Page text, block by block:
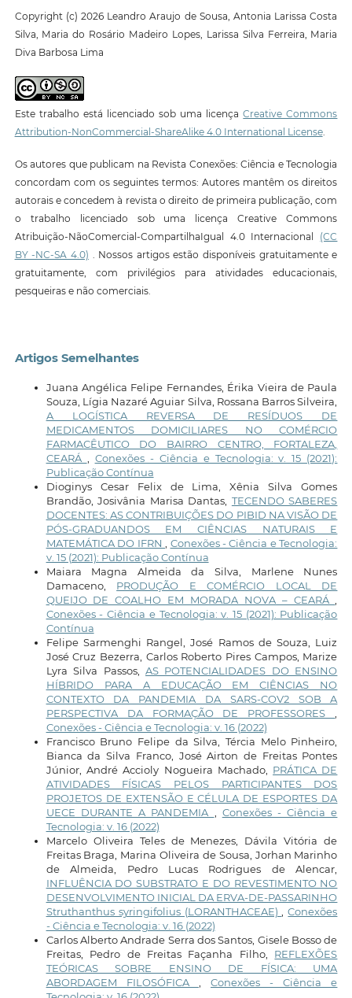
Copyright (c) 2026 Leandro Araujo de Sousa, Antonia Larissa Costa
Silva, Maria do Rosário Madeiro Lopes, Larissa Silva Ferreira, Maria
Diva Barbosa Lima
Este trabalho está licenciado sob uma licençaCreative Commons
Attribution-NonCommercial-ShareAlike 4.0 International License.
Os autores que publicam na Revista Conexões: Ciência e Tecnologia
concordam com os seguintes termos: Autores mantêm os direitos
autorais e concedem à revista o direito de primeira publicação, com
o trabalho licenciado sob uma licença Creative Commons
Atribuição-NãoComercial-CompartilhaIgual 4.0 Internacional (CC
BY -NC-SA 4.0) . Nossos artigos estão disponíveis gratuitamente e
gratuitamente, com privilégios para atividades educacionais,
pesqueiras e não comerciais.
Artigos Semelhantes
Juana Angélica Felipe Fernandes, Érika Vieira de Paula
Souza, Lígia Nazaré Aguiar Silva, Rossana Barros Silveira,
A LOGÍSTICA REVERSA DE RESÍDUOS DE
MEDICAMENTOS DOMICILIARES NO COMÉRCIO
FARMACÊUTICO DO BAIRRO CENTRO, FORTALEZA,
CEARÁ
Conexões - Ciência e Tecnologia: v. 15 (2021):
Publicação Contínua
Dioginys Cesar Felix de Lima, Xênia Silva Gomes
Brandão, Josivânia Marisa Dantas, TECENDO SABERES
DOCENTES: AS CONTRIBUIÇÕES DO PIBID NA VISÃO DE
PÓS-GRADUANDOS EM CIÊNCIAS NATURAIS E
MATEMÁTICA DO IFRN
Conexões - Ciência e Tecnologia:
v. 15 (2021): Publicação Contínua
Maiara Magna Almeida da Silva, Marlene Nunes
Damaceno, PRODUÇÃO E COMÉRCIO LOCAL DE
QUEIJO DE COALHO EM MORADA NOVA – CEARÁ
Conexões - Ciência e Tecnologia: v. 15 (2021): Publicação
Contínua
Felipe Sarmenghi Rangel, José Ramos de Souza, Luiz
José Cruz Bezerra, Carlos Roberto Pires Campos, Marize
Lyra Silva Passos, AS POTENCIALIDADES DO ENSINO
HÍBRIDO PARA A EDUCAÇÃO EM CIÊNCIAS NO
CONTEXTO DA PANDEMIA DA SARS-COV2 SOB A
PERSPECTIVA DA FORMAÇÃO DE PROFESSORES
Conexões - Ciência e Tecnologia: v. 16 (2022)
Francisco Bruno Felipe da Silva, Tércia Melo Pinheiro,
Bianca da Silva Franco, José Airton de Freitas Pontes
Júnior, André Accioly Nogueira Machado, PRÁTICA DE
ATIVIDADES FÍSICAS PELOS PARTICIPANTES DOS
PROJETOS DE EXTENSÃO E CÉLULA DE ESPORTES DA
UECE DURANTE A PANDEMIA
Conexões - Ciência e
Tecnologia: v. 16 (2022)
Marcelo Oliveira Teles de Menezes, Dávila Vitória de
Freitas Braga, Marina Oliveira de Sousa, Jorhan Marinho
de Almeida, Pedro Lucas Rodrigues de Alencar,
INFLUÊNCIA DO SUBSTRATO E DO REVESTIMENTO NO
DESENVOLVIMENTO INICIAL DA ERVA-DE-PASSARINHO
Struthanthus syringifolius (LORANTHACEAE)
,Conexões
- Ciência e Tecnologia: v. 16 (2022)
Carlos Alberto Andrade Serra dos Santos, Gisele Bosso de
Freitas, Pedro de Freitas Façanha Filho, REFLEXÕES
TEÓRICAS SOBRE ENSINO DE FÍSICA: UMA
ABORDAGEM FILOSÓFICA
,Conexões - Ciência e